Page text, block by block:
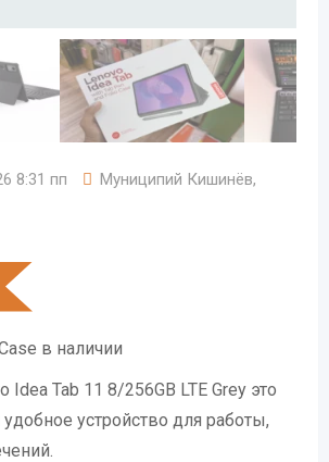
8:31 пп Муниципий Кишинёв,
в наличии
Tab 11 8/256GB LTE Grey это
устройство для работы,